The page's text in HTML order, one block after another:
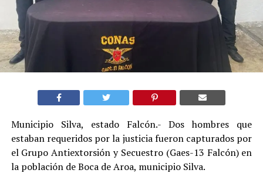
Municipio Silva, estado Falcón.- Dos hombres que
estaban requeridos por la justicia fueron capturados por
el Grupo Antiextorsión y Secuestro (Gaes-13 Falcón) en
la población de Boca de Aroa, municipio Silva.